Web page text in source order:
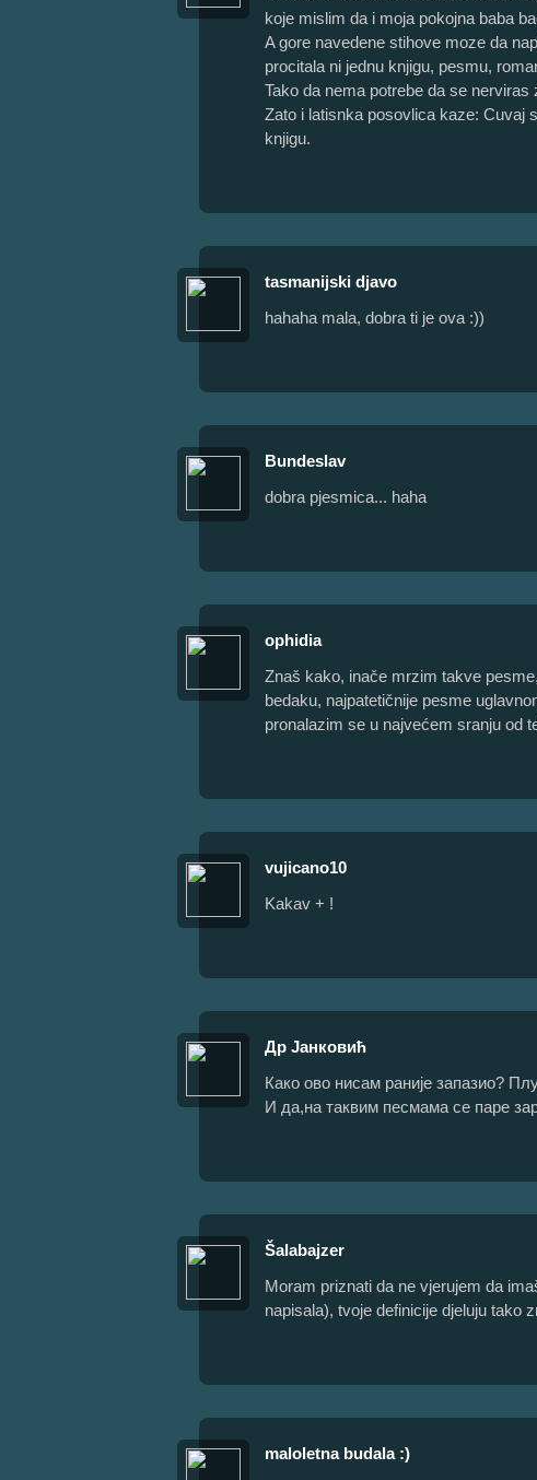
koje mislim da i moja pokojna baba
A gore navedene stihove moze da
procitala ni jednu knjigu, pesmu,
Tako da nema potrebe da se nerviras
Zato i latisnka posovlica kaze: Cuvaj
knjigu.
tasmanijski djavo
hahaha mala, dobra ti je ova :))
Bundeslav
dobra pjesmica... haha
ophidia
Znaš kako, inače mrzim takve
bedaku, najpatetičnije pesme
pronalazim se u najvećem sranju od
vujicano10
Kakav + !
Др Јанковић
Како ово нисам раније запазио?
И да,на таквим песмама се паре
Šalabajzer
Moram priznati da ne vjerujem da
napisala), tvoje definicije djeluju tako
maloletna budala :)